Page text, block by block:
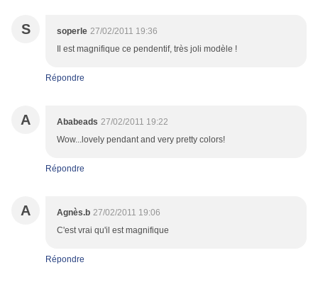
S soperle 27/02/2011 19:36
Il est magnifique ce pendentif, très joli modèle !
Répondre
A Ababeads 27/02/2011 19:22
Wow...lovely pendant and very pretty colors!
Répondre
A Agnès.b 27/02/2011 19:06
C'est vrai qu'il est magnifique
Répondre